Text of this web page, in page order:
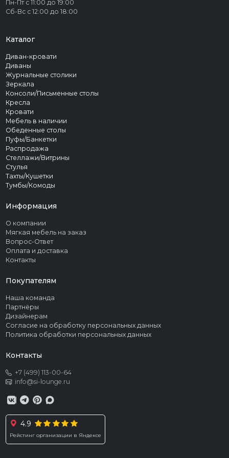
Пн-Пт с 11:00 до 19:00
Сб-Вс с 12:00 до 18:00
Каталог
Диван-кровати
Диваны
Журнальные столики
Зеркала
Консоли/Письменные столы
Кресла
Кровати
Мебель в наличии
Обеденные столы
Пуфы/Банкетки
Распродажа
Стеллажи/Витрины
Стулья
Тахты/Кушетки
Тумбы/Комоды
Информация
О компании
Мягкая мебель на заказ
Вопрос-Ответ
Оплата и доставка
Контакты
Покупателям
Наша команда
Партнёры
Дизайнерам
Согласие на обработку персональных данных
Политика обработки персональных данных
Контакты
+7 (499) 113-00-64
info@si-lounge.ru
4.9
Рейстинг организации в Яндексе